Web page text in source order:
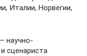
Италии, Норвегии,
научно-
сценариста